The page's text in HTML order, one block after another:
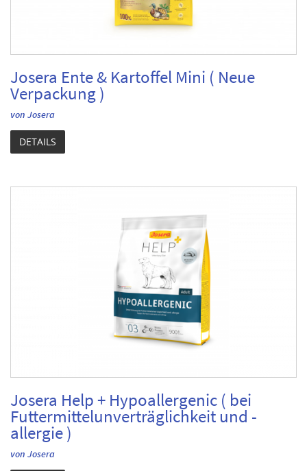
Josera Ente & Kartoffel Mini ( Neue
Verpackung )
von Josera
DETAILS
Josera Help + Hypoallergenic ( bei
Futtermittelunverträglichkeit und -
allergie )
von Josera